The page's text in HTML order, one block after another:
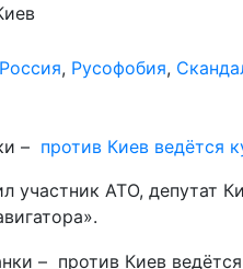
Россия, Русофобия,
– против Киев ведётся
участник АТО,